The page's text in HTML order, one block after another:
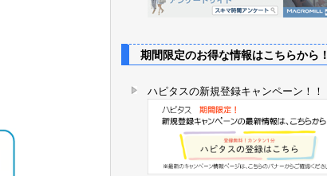
期間限定のお得な情報はこちらから！
ハピタスの新規登録キャンペーン！！